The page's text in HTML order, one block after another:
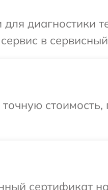
диагностики
в
сертификат